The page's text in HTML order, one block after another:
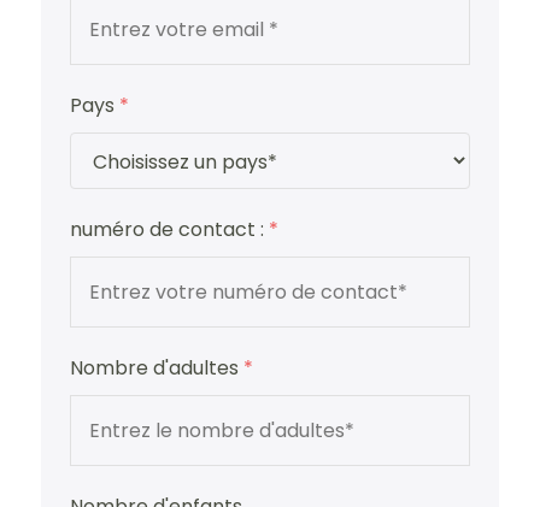
Pays *
numéro de contact : *
Nombre d'adultes *